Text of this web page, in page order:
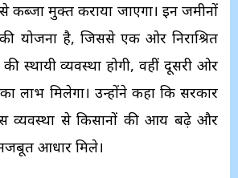
मुक्त कराया जाएगा। इन जमीनों
की योजना है, जिससे एक ओर निराश्रित
स्थायी व्यवस्था होगी, वहीं दूसरी ओर
लाभ मिलेगा। उन्होंने कहा कि सरकार
व्यवस्था से किसानों की आय बढ़े और
आधार मिले।